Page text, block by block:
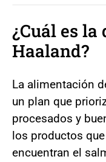
¿Cuál es
Haaland?
La alimentación
un plan que
procesados y
los productos
encuentran el